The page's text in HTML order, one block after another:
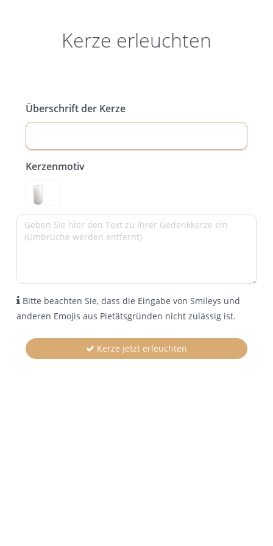
Kerze erleuchten
Überschrift der Kerze
Kerzenmotiv
Bitte beachten Sie, dass die Eingabe von Smileys und
anderen Emojis aus Pietätsgründen nicht zulässig ist.
Kerze jetzt erleuchten